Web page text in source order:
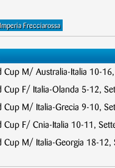
Frecciarossa
Cup M/ Australia-Italia 10-
Cup F/ Italia-Olanda 5-12,
Cup M/ Italia-Grecia 9-10,
Cup F/ Cnia-Italia 10-11,
Cup M/ Italia-Georgia 18-12,